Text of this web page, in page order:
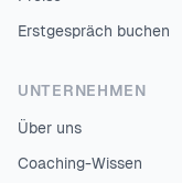
Erstgespräch buchen
UNTERNEHMEN
Über uns
Coaching-Wissen